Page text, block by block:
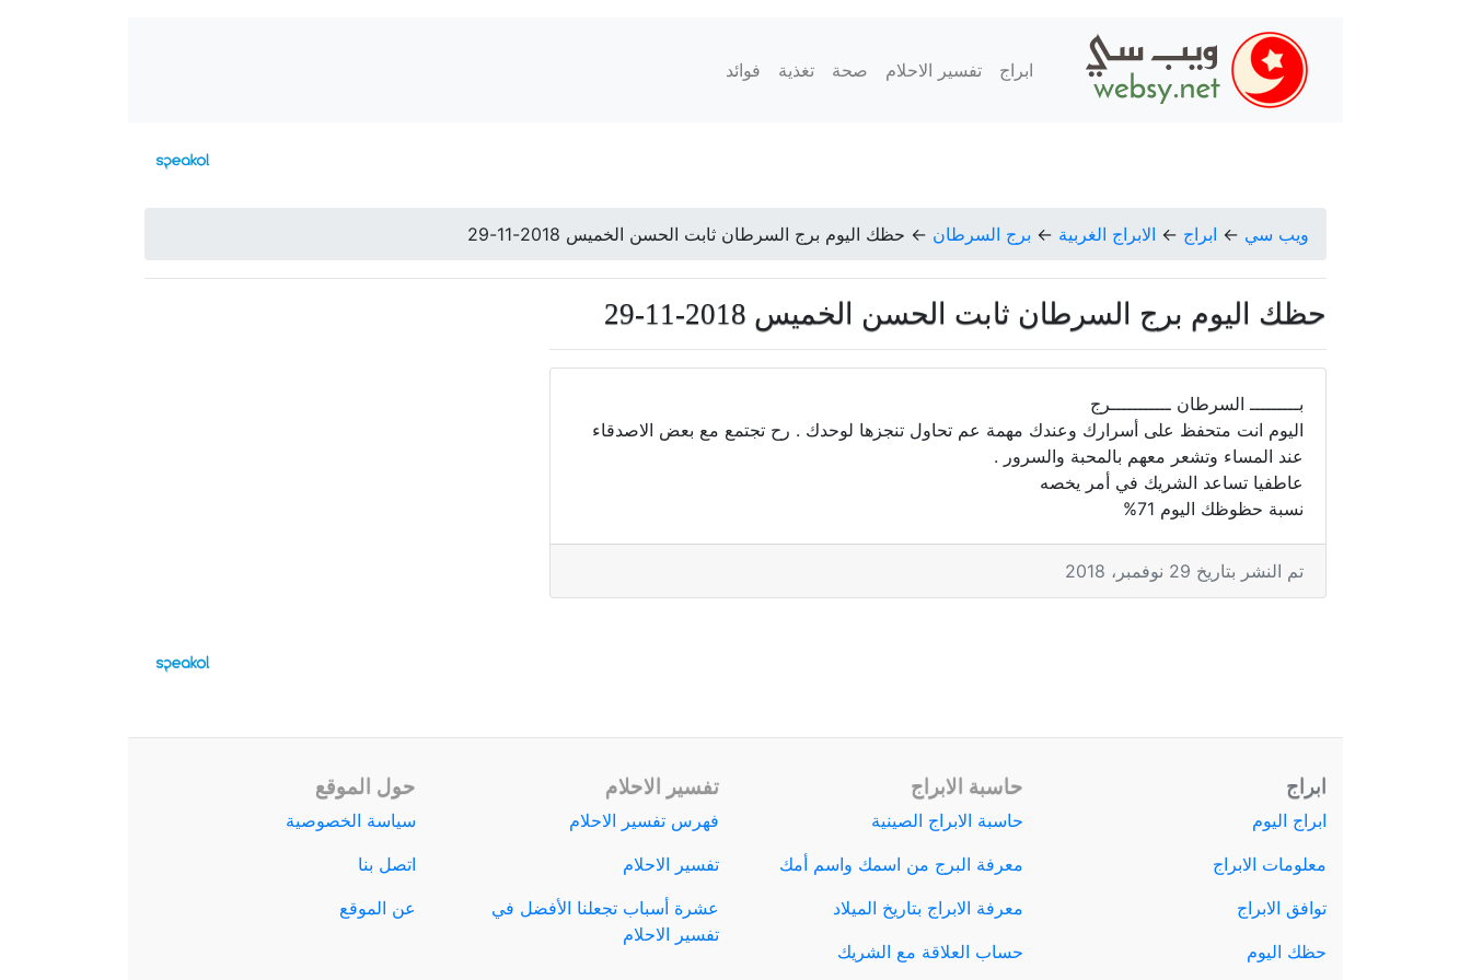
ابراج تفسير الاحلام صحة تغذية فوائد
ويب سي ← ابراج ← الابراج الغربية ← برج السرطان ← حظك اليوم برج السرطان ثابت الحسن الخميس 2018-11-29
حظك اليوم برج السرطان ثابت الحسن الخميس 2018-11-29
بـــــــــ السرطان ـــــــــــرج
اليوم انت متحفظ على أسرارك وعندك مهمة عم تحاول تنجزها لوحدك . رح تجتمع مع بعض الاصدقاء
عند المساء وتشعر معهم بالمحبة والسرور .
عاطفيا تساعد الشريك في أمر يخصه
نسبة حظوظك اليوم 71%
تم النشر بتاريخ 29 نوفمبر، 2018
ابراج
ابراج اليوم
معلومات الابراج
توافق الابراج
حظك اليوم
حاسبة الابراج
حاسبة الابراج الصينية
معرفة البرج من اسمك واسم أمك
معرفة الابراج بتاريخ الميلاد
حساب العلاقة مع الشريك
تفسير الاحلام
فهرس تفسير الاحلام
تفسير الاحلام
عشرة أسباب تجعلنا الأفضل في
تفسير الاحلام
حول الموقع
سياسة الخصوصية
اتصل بنا
عن الموقع